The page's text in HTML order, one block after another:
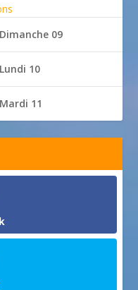
Dimanche 09
Lundi 10
Mardi 11